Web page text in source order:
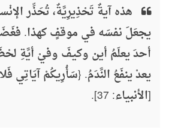
هذه آيةٌ تَحْذِيرِيَّةٌ، تُحَذِّر
يجعَلَ نفسَه في موقفٍ كهذا. فغَضَبُ
أحدَ يعلَمُ أين وكيفَ وفيْ أيَّةِ
يعدْ ينفَعُ النَّدَمُ. {سَأُرِيكُمْ آيَاتِي
[الأنبياء: 37].